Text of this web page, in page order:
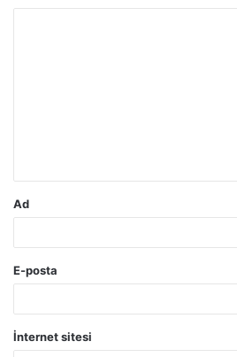
Ad
E-posta
İnternet sitesi